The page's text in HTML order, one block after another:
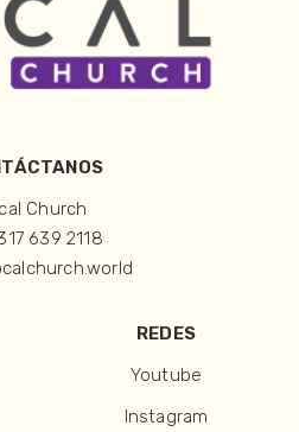
Church
639 2118
REDES
Youtube
Instagram